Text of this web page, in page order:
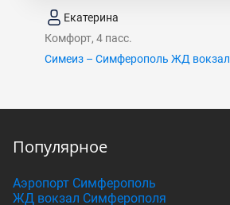
Екатерина
Комфорт, 4 пасс.
Симеиз – Симферополь ЖД вокзал
Популярное
Аэропорт Симферополь
ЖД вокзал Симферополя